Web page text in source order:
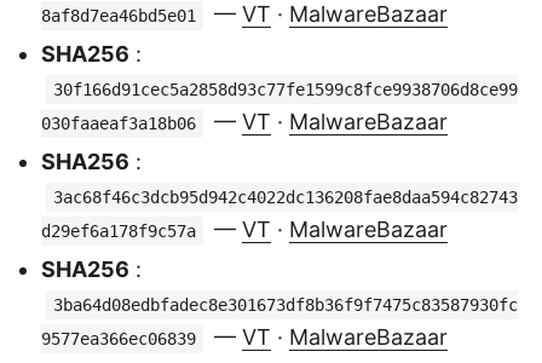
8af8d7ea46bd5e01
— VT · MalwareBazaar
SHA256 :
30f166d91cec5a2858d93c77fe1599c8fce9938706d8ce99
030faaeaf3a18b06
— VT · MalwareBazaar
SHA256 :
3ac68f46c3dcb95d942c4022dc136208fae8daa594c82743
d29ef6a178f9c57a
— VT · MalwareBazaar
SHA256 :
3ba64d08edbfadec8e301673df8b36f9f7475c83587930fc
9577ea366ec06839
— VT · MalwareBazaar